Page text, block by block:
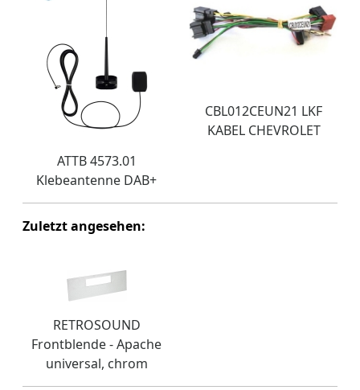
ATTB 4573.01
Klebeantenne DAB+
CBL012CEUN21 LKF
KABEL CHEVROLET
Zuletzt angesehen:
RETROSOUND
Frontblende - Apache
universal, chrom